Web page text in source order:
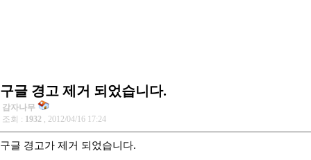
구글 경고 제거 되었습니다.
감자나무
조회 : 1932 , 2012/04/16 17:24
구글 경고가 제거 되었습니다.